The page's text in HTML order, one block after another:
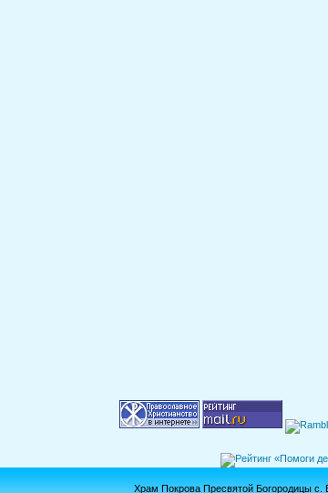
Храм Покрова Пресвятой Богородицы